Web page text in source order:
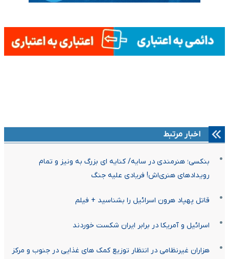
اخبار مرتبط
بنکسی؛ هنرمندی در سایه/ کنایه ای بزرگ به ونیز و تمام
رویدادهای هنری‌اش! فریادی علیه جنگ
قاتل پهپاد هرون اسرائیل را بشناسید + فیلم
اسرائیل و آمریکا در برابر ایران شکست خوردند
هزاران غیرنظامی در انتظار توزیع کمک های غذایی در جنوب و مرکز